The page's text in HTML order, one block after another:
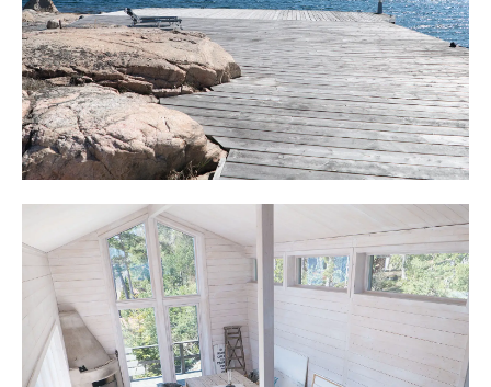
mellan den och relaxen finns ett helkaklat utrymme för
en framtida dusch. Huset omges av en altan och
nedanför en sandstrand och stege för komma upp efter
att ha sprungit ut och hoppat i från bryggan.
Snabbt är man uppe vid huvudbyggnad och gästhus
flera etager. Här sitter man skyddat såväl tidigt som sent
på säsongen och en eldstad finns för att grilla och ge
värme.
Gästhuset på cirka 35 m² inrymmer sällskapsrum och
sovrum i öppen planlösning. En altan omger huset och